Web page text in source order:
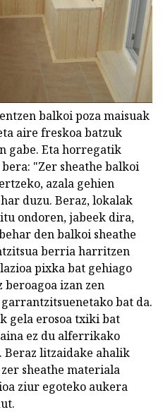
balkoi poza maisuak
aire freskoa batzuk
gabe. Eta horregatik
"Zer sheathe balkoi
azala gehien
duzu. Beraz, lokalak
ondoren, jabeek dira,
den balkoi sheathe
berria harritzen
pixka bat gehiago
beroagoa izan zen
bat da.
gela erosoa txiki bat
ez du alferrikako
litzaidake ahalik
sheathe materiala
ziur egoteko aukera